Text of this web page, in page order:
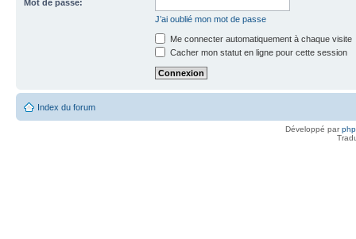
Mot de passe:
J’ai oublié mon mot de passe
Me connecter automatiquement à chaque visite
Cacher mon statut en ligne pour cette session
Index du forum
Développé par